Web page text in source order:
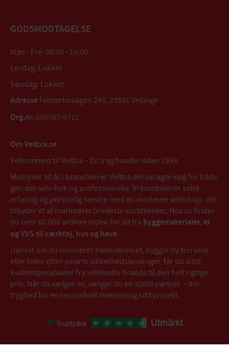
GODSMODTAGELSE
Man - Fre: 08:00 - 16:00
Lørdag: Lukket
Søndag: Lukket
Adresse Falsterbovägen 245, 23591 Vellinge
Org.nr. 556597-9712
Om Velltra.se
Velkommen til Velltra – En tryg handel siden 1993
Med over 30 år i branchen er Velltra det oplagte valg for både
gør-det-selv-folk og professionelle. Vi kombinerer solid
erfaring og personlig service med en moderne webshop, der
tilbyder et af markedets bredeste sortimenter. Hos os finder
du over 60.000 artikler inden for alt fra byggematerialer, el
og VVS til værktøj, hus og have.
Uanset om du renoverer badeværelset, bygger ny terrasse
eller leder efter smarte sikkerhedsløsninger, får du altid
kvalitetsprodukter fra velkendte brands til den helt rigtige
pris. Når du vælger os, vælger du en stabil partner – din
tryghed for en succesfuld investering i dit projekt.